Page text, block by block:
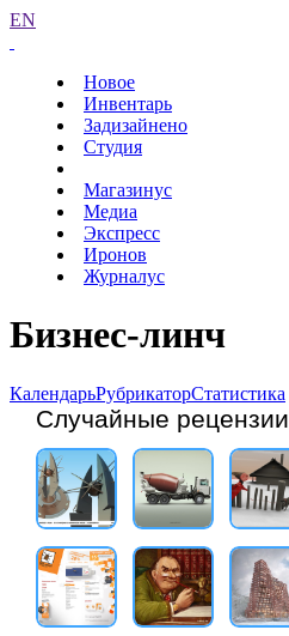
EN
Новое
Инвентарь
Задизайнено
Студия
Магазинус
Медиа
Экспресс
Иронов
Журналус
Бизнес-линч
КалендарьРубрикаторСтатистика
Случайные рецензии